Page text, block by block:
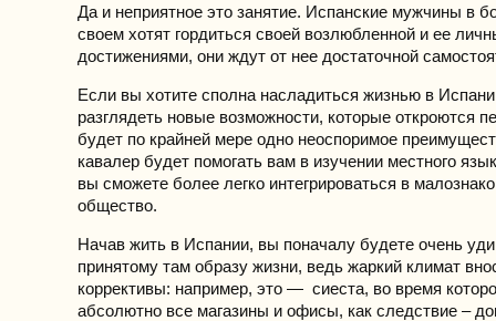
Да и неприятное это занятие. Испанские мужчины в
своем хотят гордиться своей возлюбленной и ее
достижениями, они ждут от нее достаточной
Если вы хотите сполна насладиться жизнью в
разглядеть новые возможности, которые откроются
будет по крайней мере одно неоспоримое
кавалер будет помогать вам в изучении местного
вы сможете более легко интегрироваться в
общество.
Начав жить в Испании, вы поначалу будете очень
принятому там образу жизни, ведь жаркий климат
коррективы: например, это — сиеста, во время
абсолютно все магазины и офисы, как следствие –